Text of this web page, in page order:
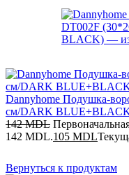
Dannyhome Подушка-
см/DARK
142MDL
142 MDL.105 MDL
Вернуться к продуктам